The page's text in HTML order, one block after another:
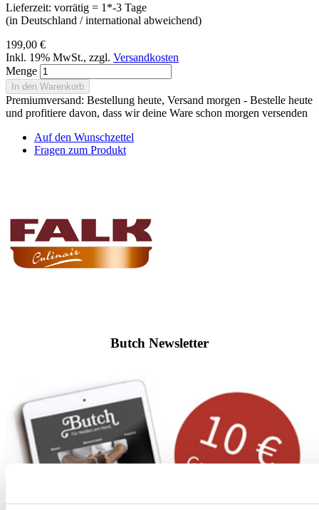
Lieferzeit: vorrätig = 1*-3 Tage
(in Deutschland / international abweichend)
199,00 €
Inkl. 19% MwSt., zzgl. Versandkosten
Menge
In den Warenkorb
Premiumversand: Bestellung heute, Versand morgen - Bestelle heute
und profitiere davon, dass wir deine Ware schon morgen versenden
Auf den Wunschzettel
Fragen zum Produkt
Butch Newsletter